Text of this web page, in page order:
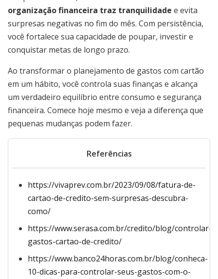
organização financeira traz tranquilidade e evita
surpresas negativas no fim do mês. Com persistência,
você fortalece sua capacidade de poupar, investir e
conquistar metas de longo prazo.
Ao transformar o planejamento de gastos com cartão
em um hábito, você controla suas finanças e alcança
um verdadeiro equilíbrio entre consumo e segurança
financeira. Comece hoje mesmo e veja a diferença que
pequenas mudanças podem fazer.
Referências
https://vivaprev.com.br/2023/09/08/fatura-de-
cartao-de-credito-sem-surpresas-descubra-
como/
https://www.serasa.com.br/credito/blog/controlar-
gastos-cartao-de-credito/
https://www.banco24horas.com.br/blog/conheca-
10-dicas-para-controlar-seus-gastos-com-o-